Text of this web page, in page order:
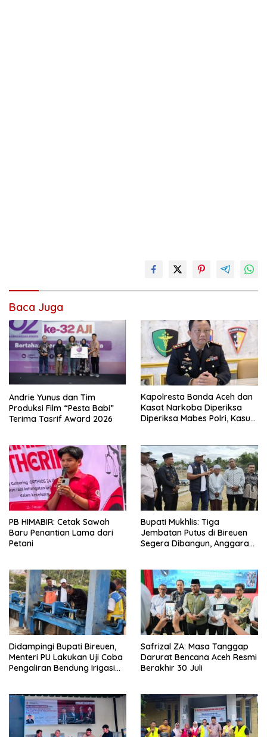
Baca Juga
Andrie Yunus dan Tim
Produksi Film “Pesta Babi”
Terima Tasrif Award 2026
Kapolresta Banda Aceh dan
Kasat Narkoba Diperiksa
Diperiksa Mabes Polri, Kasus
PB HIMABIR: Cetak Sawah
Baru Penantian Lama dari
Petani
Bupati Mukhlis: Tiga
Jembatan Putus di Bireuen
Segera Dibangun, Anggaran
Didampingi Bupati Bireuen,
Menteri PU Lakukan Uji Coba
Pengaliran Bendung Irigasi
Safrizal ZA: Masa Tanggap
Darurat Bencana Aceh Resmi
Berakhir 30 Juli